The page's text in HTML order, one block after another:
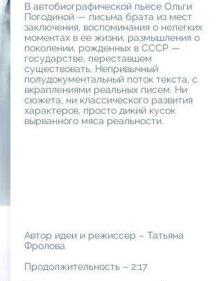
В автобиографической пьесе Ольги
Погодиной — письма брата из мест
заключения, воспоминания о нелегких
моментах в ее жизни, размышления о
поколении, рожденных в СССР —
государстве, переставшем
существовать. Непривычный
полудокументальный поток текста, с
вкраплениями реальных писем. Ни
сюжета, ни классического развития
характеров, просто дикий кусок
вырванного мяса реальности.
Автор идеи и режиссер – Татьяна
Фролова
Продолжительность – 2:17